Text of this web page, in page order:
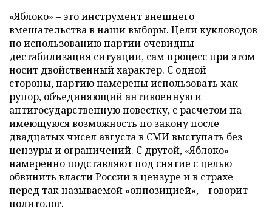
«Яблоко» – это инструмент внешнего
вмешательства в наши выборы. Цели кукловодов
по использованию партии очевидны –
дестабилизация ситуации, сам процесс при этом
носит двойственный характер. С одной
стороны, партию намерены использовать как
рупор, объединяющий антивоенную и
антигосударственную повестку, с расчетом на
имеющуюся возможность по закону после
двадцатых чисел августа в СМИ выступать без
цензуры и ограничений. С другой, «Яблоко»
намеренно подставляют под снятие с целью
обвинить власти России в цензуре и в страхе
перед так называемой «оппозицией», – говорит
политолог.